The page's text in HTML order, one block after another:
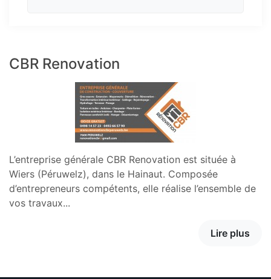
CBR Renovation
L’entreprise générale CBR Renovation est située à
Wiers (Péruwelz), dans le Hainaut. Composée
d’entrepreneurs compétents, elle réalise l’ensemble de
vos travaux...
Lire plus